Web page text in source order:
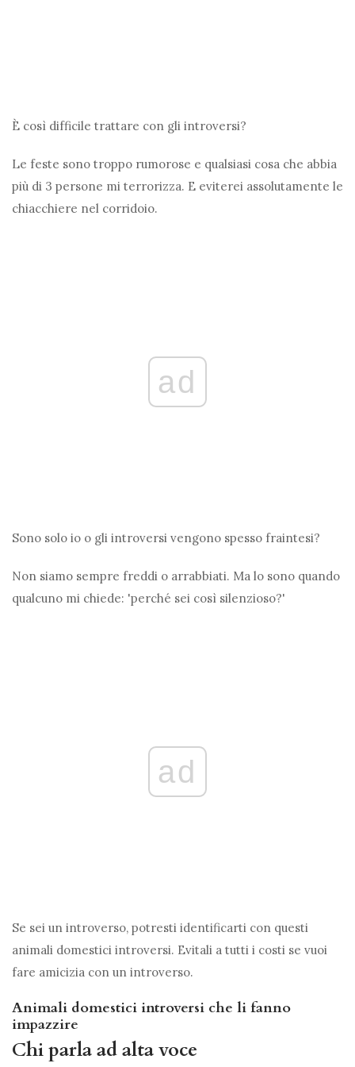
È così difficile trattare con gli introversi?
Le feste sono troppo rumorose e qualsiasi cosa che abbia
più di 3 persone mi terrorizza. E eviterei assolutamente le
chiacchiere nel corridoio.
ad
Sono solo io o gli introversi vengono spesso fraintesi?
Non siamo sempre freddi o arrabbiati. Ma lo sono quando
qualcuno mi chiede: 'perché sei così silenzioso?'
ad
Se sei un introverso, potresti identificarti con questi
animali domestici introversi. Evitali a tutti i costi se vuoi
fare amicizia con un introverso.
Animali domestici introversi che li fanno
impazzire
Chi parla ad alta voce